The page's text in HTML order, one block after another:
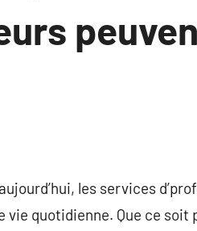
les services
quotidienne. Que ce